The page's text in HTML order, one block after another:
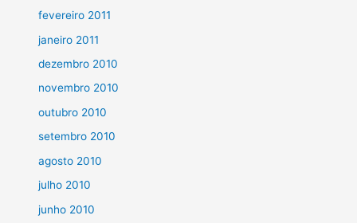
fevereiro 2011
janeiro 2011
dezembro 2010
novembro 2010
outubro 2010
setembro 2010
agosto 2010
julho 2010
junho 2010